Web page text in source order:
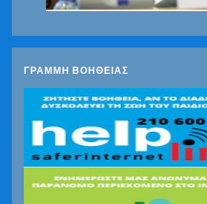
ΓΡΑΜΜΗ ΒΟΗΘΕΙΑΣ